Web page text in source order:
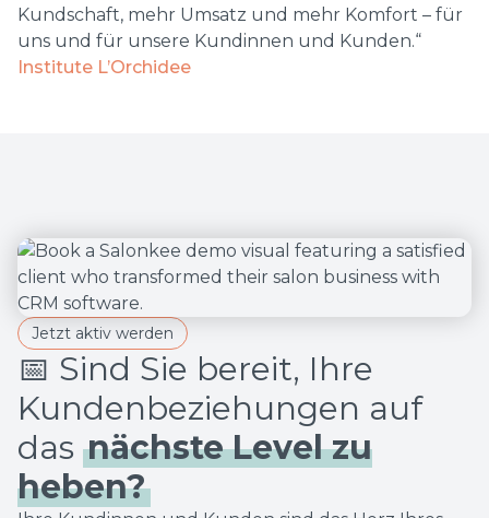
Kundschaft, mehr Umsatz und mehr Komfort – für
uns und für unsere Kundinnen und Kunden.“
Institute L’Orchidee
Jetzt aktiv werden
📅 Sind Sie bereit, Ihre
Kundenbeziehungen auf
das nächste Level zu
heben?